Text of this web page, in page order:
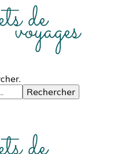
du monde, des idées
avis sur les hôtelss